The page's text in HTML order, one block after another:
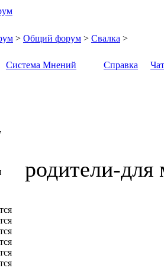
> Общий форум > Свалка >
Система Мнений Справка Чат
родители-для